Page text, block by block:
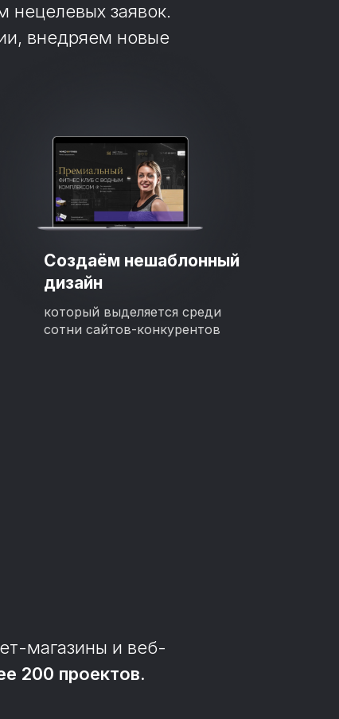
нецелевых заявок.
внедряем новые
который выделяется среди
сотни сайтов-конкурентов
Создаём нешаблонный
дизайн
магазины и веб-
200 проектов.